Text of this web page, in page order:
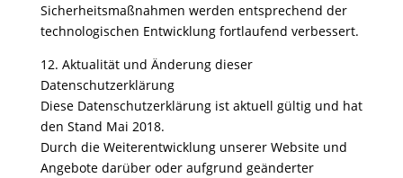
Sicherheitsmaßnahmen werden entsprechend der
technologischen Entwicklung fortlaufend verbessert.
12. Aktualität und Änderung dieser
Datenschutzerklärung
Diese Datenschutzerklärung ist aktuell gültig und hat
den Stand Mai 2018.
Durch die Weiterentwicklung unserer Website und
Angebote darüber oder aufgrund geänderter